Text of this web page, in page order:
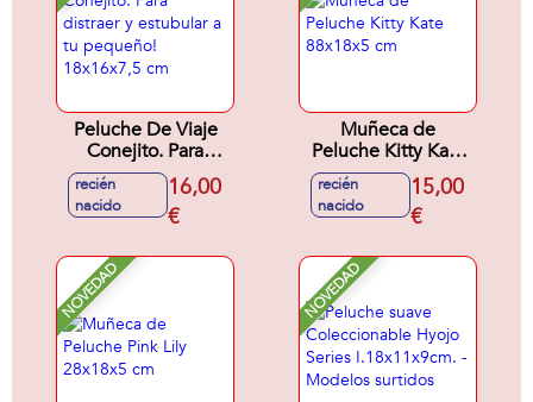
Peluche De Viaje
Conejito. Para
distraer y estubular
a tu pequeño!
18x16x7,5 cm
recién
nacido
16,00
€
Muñeca de
Peluche Kitty Kate
88x18x5 cm
recién
nacido
15,00
€
NOVEDAD NOVEDAD